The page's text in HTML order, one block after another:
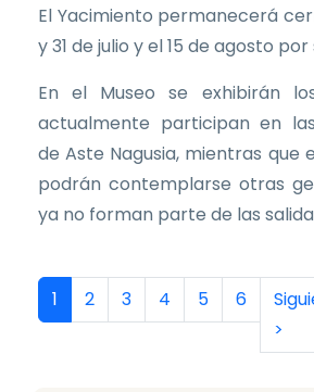
El Yacimiento permanecerá
y 31 de julio y el 15 de agosto
En el Museo se exhibirán
actualmente participan en
de Aste Nagusia, mientras que
podrán contemplarse otras
ya no forman parte de las
Paginación
Página actual
1 Página
2 Página
3 Página
4 Página
5 Página
6
>